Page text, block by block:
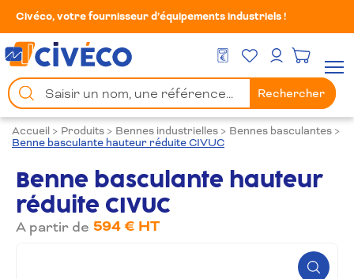
Civéco, votre fournisseur d’équipements industriels !
DEVIS GRATUIT
Mes FavorisMon compte
Chercher
un
produit
Rechercher
Accueil > Produits > Bennes industrielles > Bennes basculantes >
Benne basculante hauteur réduite CIVUC
Benne basculante hauteur
réduite CIVUC
A partir de 594 € HT
Zoom